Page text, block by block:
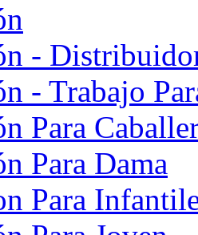
-
- Trabajo
Para
Para Dama
Para